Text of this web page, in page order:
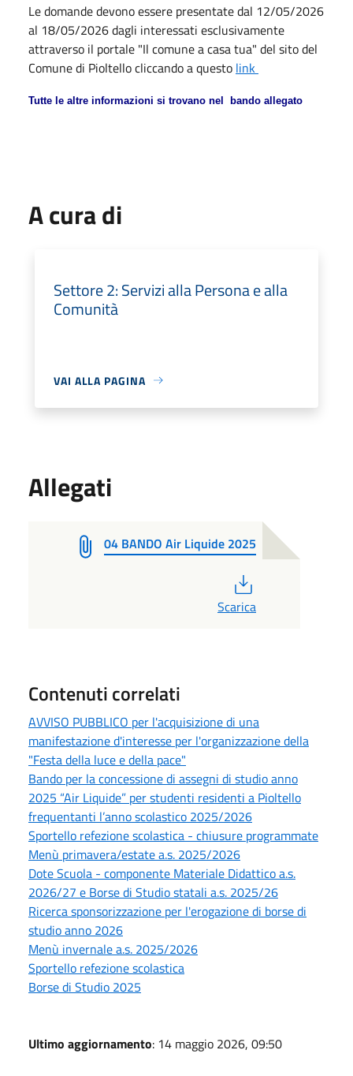
Le domande devono essere presentate dal 12/05/2026
al 18/05/2026 dagli interessati esclusivamente
attraverso il portale "Il comune a casa tua" del sito del
Comune di Pioltello cliccando a questo link
Tutte le altre informazioni si trovano nel bando allegato
A cura di
Settore 2: Servizi alla Persona e alla
Comunità
VAI ALLA PAGINA
Allegati
04 BANDO Air Liquide 2025
Scarica
Contenuti correlati
AVVISO PUBBLICO per l'acquisizione di una
manifestazione d'interesse per l'organizzazione della
"Festa della luce e della pace"
Bando per la concessione di assegni di studio anno
2025 “Air Liquide” per studenti residenti a Pioltello
frequentanti l’anno scolastico 2025/2026
Sportello refezione scolastica - chiusure programmate
Menù primavera/estate a.s. 2025/2026
Dote Scuola - componente Materiale Didattico a.s.
2026/27 e Borse di Studio statali a.s. 2025/26
Ricerca sponsorizzazione per l'erogazione di borse di
studio anno 2026
Menù invernale a.s. 2025/2026
Sportello refezione scolastica
Borse di Studio 2025
Ultimo aggiornamento: 14 maggio 2026, 09:50